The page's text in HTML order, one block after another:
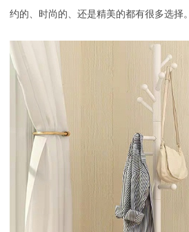
约的、时尚的、还是精美的都有很多选择。